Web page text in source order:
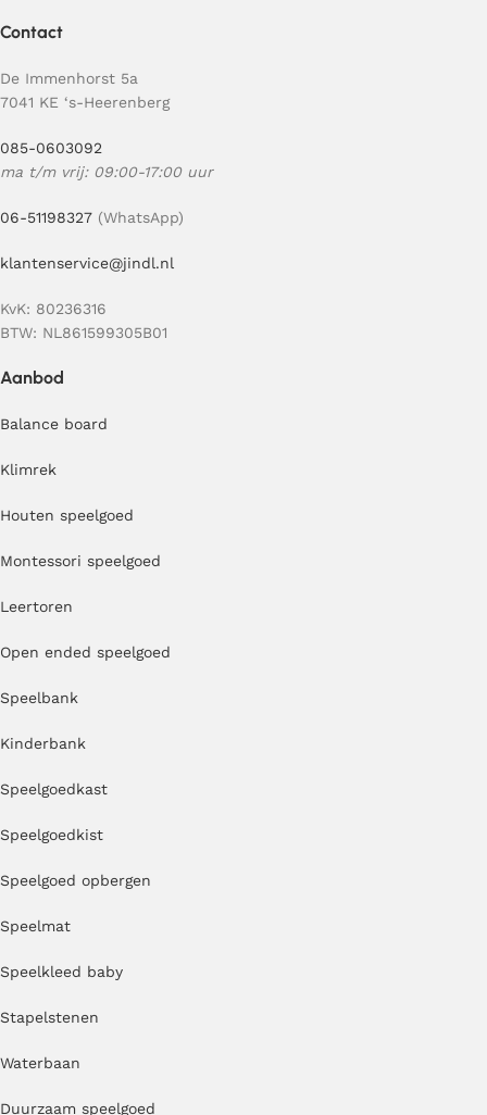
Contact
De Immenhorst 5a
7041 KE ‘s-Heerenberg
085-0603092
ma t/m vrij: 09:00-17:00 uur
06-51198327 (WhatsApp)
klantenservice@jindl.nl
KvK: 80236316
BTW: NL861599305B01
Aanbod
Balance board
Klimrek
Houten speelgoed
Montessori speelgoed
Leertoren
Open ended speelgoed
Speelbank
Kinderbank
Speelgoedkast
Speelgoedkist
Speelgoed opbergen
Speelmat
Speelkleed baby
Stapelstenen
Waterbaan
Duurzaam speelgoed